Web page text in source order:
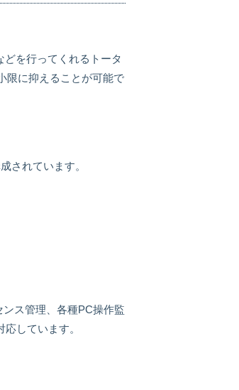
を行ってくれるトータ
限に抑えることが可能で
されています。
ス管理、各種PC操作監
しています。